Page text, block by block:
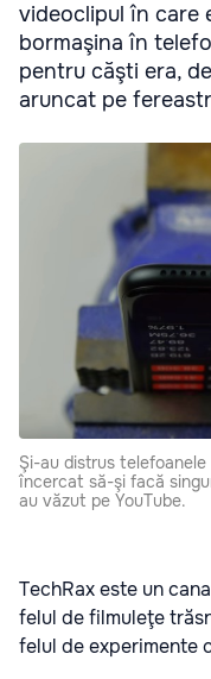
videoclipul în care
bormaşina în
pentru căşti era,
aruncat pe
Şi-au distrus
încercat să-şi facă
au văzut pe YouTube.
TechRax este un
felul de filmuleţe
felul de experimente